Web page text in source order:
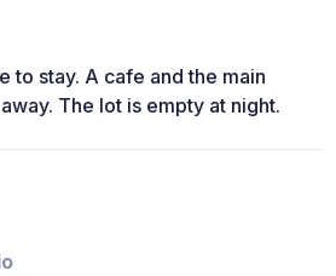
to stay. A cafe and the main
The lot is empty at night.